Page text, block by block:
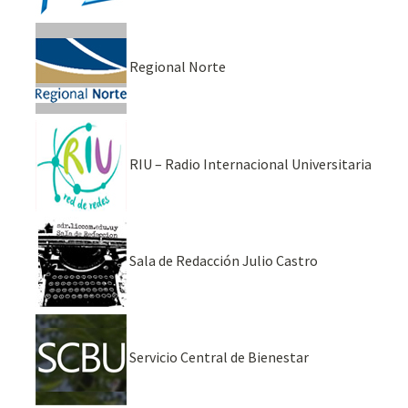
Regional Norte
RIU – Radio Internacional Universitaria
Sala de Redacción Julio Castro
Servicio Central de Bienestar